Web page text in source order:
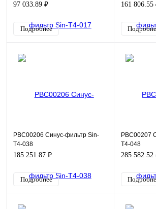
97 033.89 ₽
Подробнее
161 806.55
PBC00206 Синус-фильтр Sin-
T4-038
185 251.87 ₽
Подробнее
PBC00207
T4-048
285 582.52